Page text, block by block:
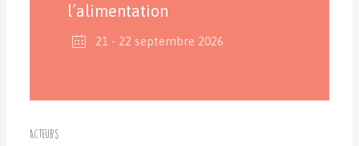
l’alimentation
21 - 22 septembre 2026
Acteurs